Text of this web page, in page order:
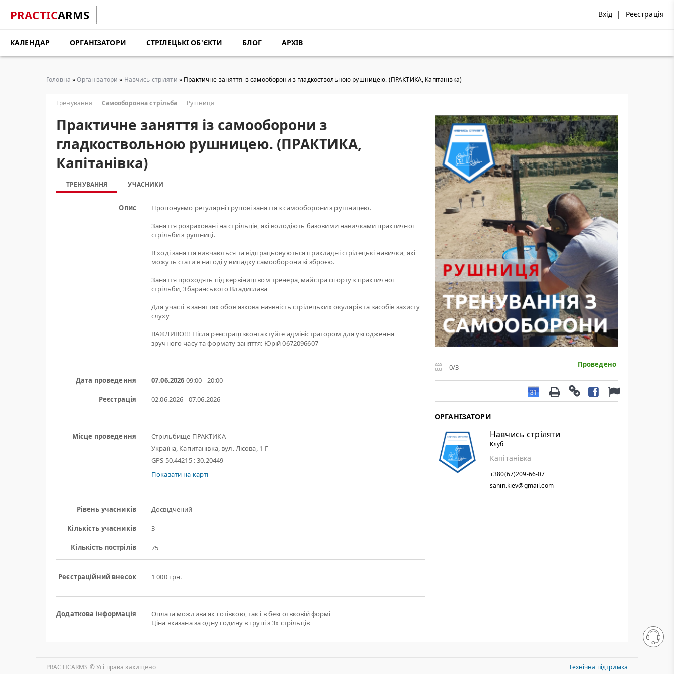
PRACTICARMS Вхід | Реєстрація
КАЛЕНДАР ОРГАНІЗАТОРИ СТРІЛЕЦЬКІ ОБ'ЄКТИ БЛОГ АРХІВ
Головна »Організатори » Навчись стріляти » Практичне заняття із самооборони з гладкоствольною рушницею. (ПРАКТИКА, Капітанівка)
Тренування Самооборонна стрільба Рушниця
Практичне заняття із самооборони з
гладкоствольною рушницею. (ПРАКТИКА,
Капітанівка)
ТРЕНУВАННЯ УЧАСНИКИ
Опис
Пропонуємо регулярні групові заняття з самооборони з рушницею.
Заняття розраховані на стрільців, які володіють базовими навичками практичної
стрільби з рушниці.
В ході заняття вивчаються та відпрацьовуються прикладні стрілецькі навички, які
можуть стати в нагоді у випадку самооборони зі зброєю.
Заняття проходять під кервіництвом тренера, майстра спорту з практичної
стрільби, Збаранського Владислава
Для участі в заняттях обов'язкова наявність стрілецьких окулярів та засобів захисту
слуху
ВАЖЛИВО!!! Після реєстрацї зконтактуйте адміністратором для узгодження
зручного часу та формату заняття: Юрій 0672096607
Дата проведення 07.06.2026 09:00 - 20:00
Реєстрація 02.06.2026 - 07.06.2026
Місце проведення
Стрільбище ПРАКТИКА
Україна, Капитанівка, вул. Лісова, 1-Г
GPS 50.44215 : 30.20449
Показати на карті
Рівень учасників Досвідчений
Кількість учасників 3
Кількість пострілів 75
Реєстраційний внесок 1 000 грн.
Додаткова інформація
Оплата можлива як готівкою, так і в безготвковій формі
Ціна вказана за одну годину в групі з 3х стрільців
0/3 Проведено
ОРГАНІЗАТОРИ
Навчись стріляти
Клуб
Капітанівка
+380(67)209-66-07
sanin.kiev@gmail.com
PRACTICARMS © Уcі права захищено Технічна підтримка